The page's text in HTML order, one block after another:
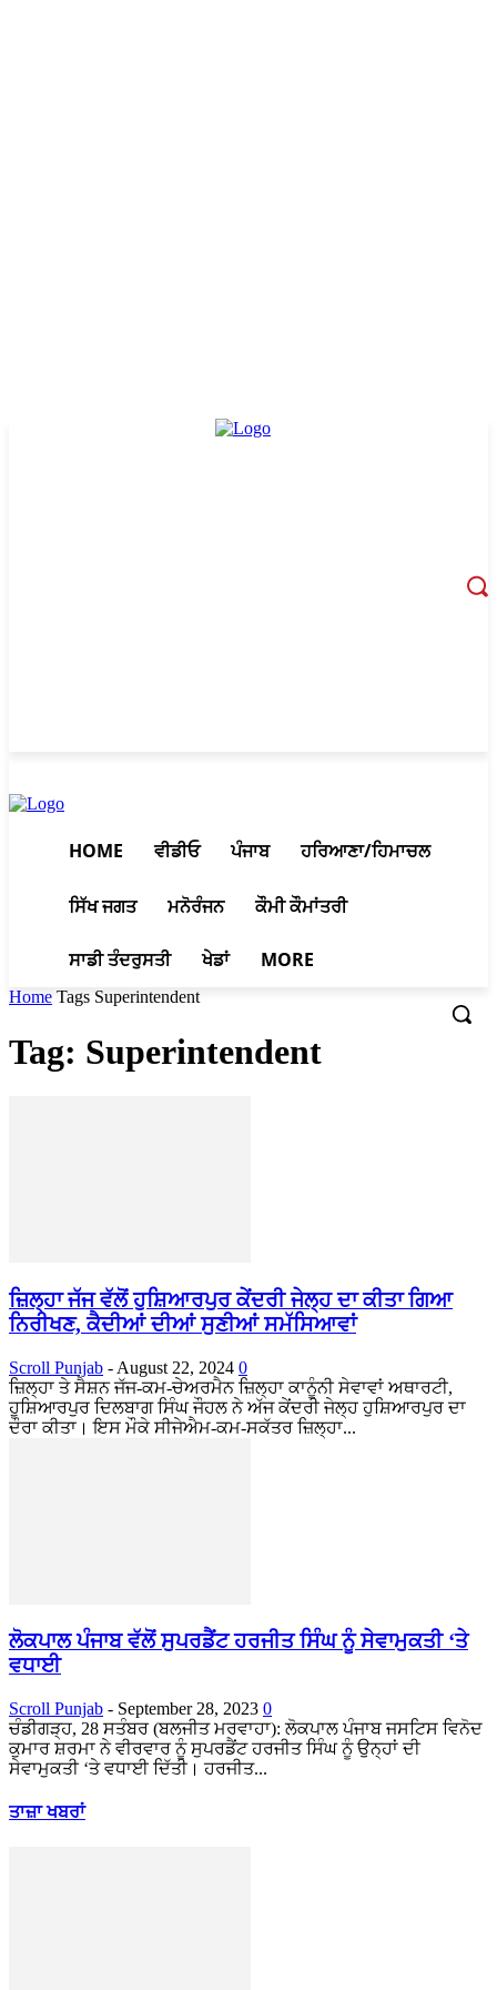
HOME ਵੀਡੀਓ ਪੰਜਾਬ ਹਰਿਆਣਾ/ਹਿਮਾਚਲ
ਸਿੱਖ ਜਗਤ ਮਨੋਰੰਜਨ ਕੌਮੀ ਕੌਮਾਂਤਰੀ
ਸਾਡੀ ਤੰਦਰੁਸਤੀ ਖੇਡਾਂ MORE
Home Tags Superintendent
Tag: Superintendent
ਜ਼ਿਲ੍ਹਾ ਜੱਜ ਵੱਲੋਂ ਹੁਸ਼ਿਆਰਪੁਰ ਕੇਂਦਰੀ ਜੇਲ੍ਹ ਦਾ ਕੀਤਾ ਗਿਆ
ਨਿਰੀਖਣ, ਕੈਦੀਆਂ ਦੀਆਂ ਸੁਣੀਆਂ ਸਮੱਸਿਆਵਾਂ
Scroll Punjab - August 22, 2024 0
ਜ਼ਿਲ੍ਹਾ ਤੇ ਸੈਸ਼ਨ ਜੱਜ-ਕਮ-ਚੇਅਰਮੈਨ ਜ਼ਿਲ੍ਹਾ ਕਾਨੂੰਨੀ ਸੇਵਾਵਾਂ ਅਥਾਰਟੀ,
ਹੁਸ਼ਿਆਰਪੁਰ ਦਿਲਬਾਗ ਸਿੰਘ ਜੌਹਲ ਨੇ ਅੱਜ ਕੇਂਦਰੀ ਜੇਲ੍ਹ ਹੁਸ਼ਿਆਰਪੁਰ ਦਾ
ਦੌਰਾ ਕੀਤਾ। ਇਸ ਮੌਕੇ ਸੀਜੇਐਮ-ਕਮ-ਸਕੱਤਰ ਜ਼ਿਲ੍ਹਾ...
ਲੋਕਪਾਲ ਪੰਜਾਬ ਵੱਲੋਂ ਸੁਪਰਡੈਂਟ ਹਰਜੀਤ ਸਿੰਘ ਨੂੰ ਸੇਵਾਮੁਕਤੀ ‘ਤੇ
ਵਧਾਈ
Scroll Punjab - September 28, 2023 0
ਚੰਡੀਗੜ੍ਹ, 28 ਸਤੰਬਰ (ਬਲਜੀਤ ਮਰਵਾਹਾ): ਲੋਕਪਾਲ ਪੰਜਾਬ ਜਸਟਿਸ ਵਿਨੋਦ
ਕੁਮਾਰ ਸ਼ਰਮਾ ਨੇ ਵੀਰਵਾਰ ਨੂੰ ਸੁਪਰਡੈਂਟ ਹਰਜੀਤ ਸਿੰਘ ਨੂੰ ਉਨ੍ਹਾਂ ਦੀ
ਸੇਵਾਮੁਕਤੀ ‘ਤੇ ਵਧਾਈ ਦਿੱਤੀ। ਹਰਜੀਤ...
ਤਾਜ਼ਾ ਖਬਰਾਂ